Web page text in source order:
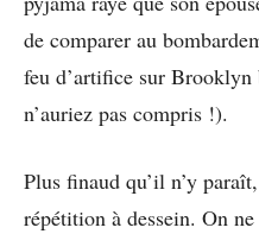
de comparer au
feu d’artifice sur Brooklyn
n’auriez pas compris !).
Plus finaud qu’il n’y
répétition à dessein. On